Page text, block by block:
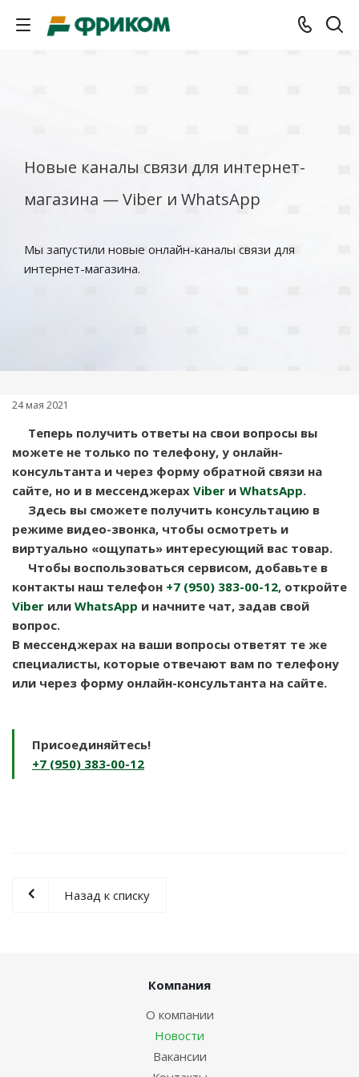
Новые каналы связи для интернет-
магазина — Viber и WhatsApp
Мы запустили новые онлайн-каналы связи для
интернет-магазина.
24 мая 2021
Теперь получить ответы на свои вопросы вы
можете не только по телефону, у онлайн-
консультанта и через форму обратной связи на
сайте, но и в мессенджерах Viber и WhatsApp.
Здесь вы сможете получить консультацию в
режиме видео-звонка, чтобы осмотреть и
виртуально «ощупать» интересующий вас товар.
Чтобы воспользоваться сервисом, добавьте в
контакты наш телефон +7 (950) 383-00-12, откройте
Viber или WhatsApp и начните чат, задав свой
вопрос.
В мессенджерах на ваши вопросы ответят те же
специалисты, которые отвечают вам по телефону
или через форму онлайн-консультанта на сайте.
Присоединяйтесь!
+7 (950) 383-00-12
Назад к списку
Компания
О компании
Новости
Вакансии